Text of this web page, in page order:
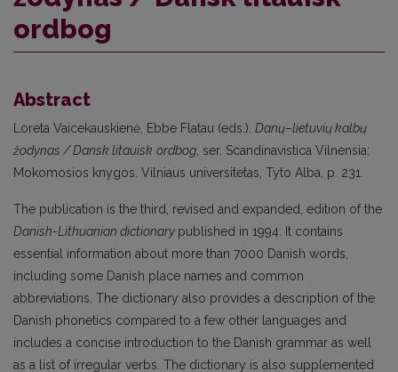
ordbog
Abstract
Loreta Vaicekauskienė, Ebbe Flatau (eds.). Danų–lietuvių kalbų
žodynas / Dansk litauisk ordbog , ser. Scandinavistica Vilnensia:
Mokomosios knygos. Vilniaus universitetas, Tyto Alba, p. 231.
The publication is the third, revised and expanded, edition of the
Danish-Lithuanian dictionary published in 1994. It contains
essential information about more than 7000 Danish words,
including some Danish place names and common
abbreviations. The dictionary also provides a description of the
Danish phonetics compared to a few other languages and
includes a concise introduction to the Danish grammar as well
as a list of irregular verbs. The dictionary is also supplemented